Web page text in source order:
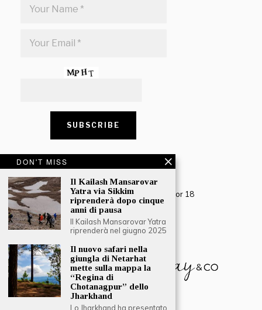
CONTACT US
Creative Travel Pvt. Ltd.
Creative Plaza, 283 Udyog Vihar Phase 2, Sector 18
Gurugram, Haryana – 122016, India
Tel: +91-124 4567777
engage@southasiatraveljournal.com
DON'T MISS
Il Kailash Mansarovar
Yatra via Sikkim
riprenderà dopo cinque
anni di pausa
Il Kailash Mansarovar Yatra
riprenderà nel giugno 2025
Il nuovo safari nella
giungla di Netarhat
mette sulla mappa la
“Regina di
Chotanagpur” dello
Jharkhand
Lo Jharkhand ha presentato